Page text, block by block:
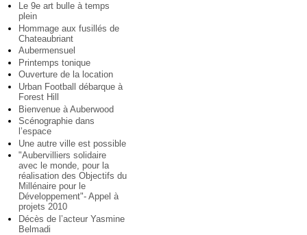
Le 9e art bulle à temps
plein
Hommage aux fusillés de
Chateaubriant
Aubermensuel
Printemps tonique
Ouverture de la location
Urban Football débarque à
Forest Hill
Bienvenue à Auberwood
Scénographie dans
l’espace
Une autre ville est possible
"Aubervilliers solidaire
avec le monde, pour la
réalisation des Objectifs du
Millénaire pour le
Développement"- Appel à
projets 2010
Décès de l’acteur Yasmine
Belmadi